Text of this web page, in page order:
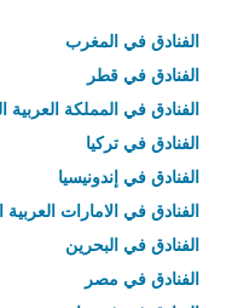
الفنادق في المغرب
الفنادق في قطر
الفنادق في المملكة العربية
الفنادق في تركيا
الفنادق في إندونيسيا
الفنادق في الامارات العربية
الفنادق في البحرين
الفنادق في مصر